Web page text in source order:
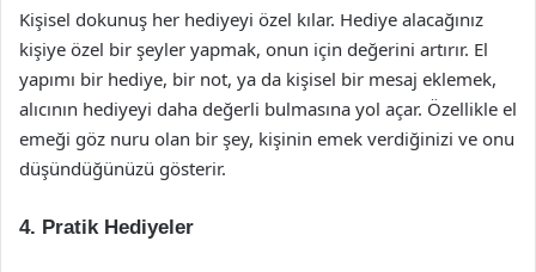
Kişisel dokunuş her hediyeyi özel kılar. Hediye alacağınız
kişiye özel bir şeyler yapmak, onun için değerini artırır. El
yapımı bir hediye, bir not, ya da kişisel bir mesaj eklemek,
alıcının hediyeyi daha değerli bulmasına yol açar. Özellikle el
emeği göz nuru olan bir şey, kişinin emek verdiğinizi ve onu
düşündüğünüzü gösterir.
4. Pratik Hediyeler